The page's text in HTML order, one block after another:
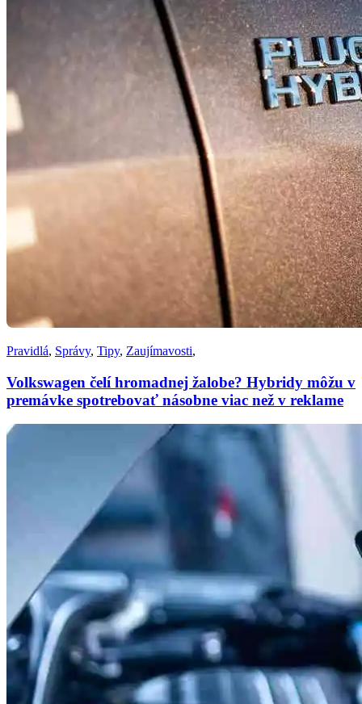
Pravidlá, Správy, Tipy, Zaujímavosti,
Volkswagen čelí hromadnej žalobe? Hybridy môžu v
premávke spotrebovať násobne viac než v reklame